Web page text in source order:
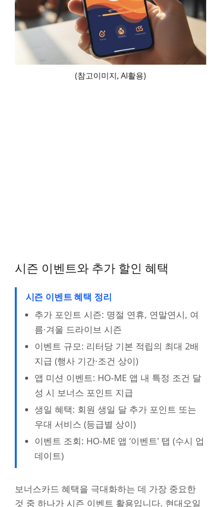
(참고이미지, AI활용)
시즌 이벤트와 추가 할인 혜택
시즌 이벤트 혜택 정리
추가 포인트 시즌: 명절 연휴, 연말연시, 여
름·겨울 드라이브 시즌
이벤트 규모: 리터당 기본 적립의 최대 2배
지급 (행사 기간·조건 상이)
앱 미션 이벤트: HO-ME 앱 내 특정 조건 달
성 시 보너스 포인트 지급
생일 혜택: 회원 생일 달 추가 포인트 또는
우대 서비스 (등급별 상이)
이벤트 조회: HO-ME 앱 ‘이벤트’ 탭 (수시 업
데이트)
보너스카드 혜택을 극대화하는 데 가장 중요한
것 중 하나가 시즌 이벤트 활용입니다. 현대오일